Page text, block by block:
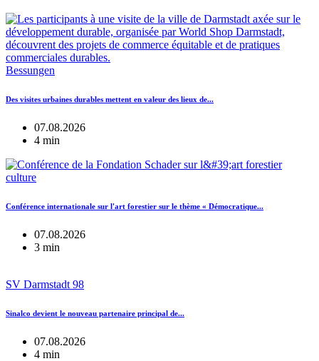
Bessungen
Des visites urbaines durables mettent en valeur des lieux de...
07.08.2026
4 min
culture
Conférence internationale sur l'art forestier sur le thème « Démocratique...
07.08.2026
3 min
SV Darmstadt 98
Sinalco devient le nouveau partenaire principal de...
07.08.2026
4 min